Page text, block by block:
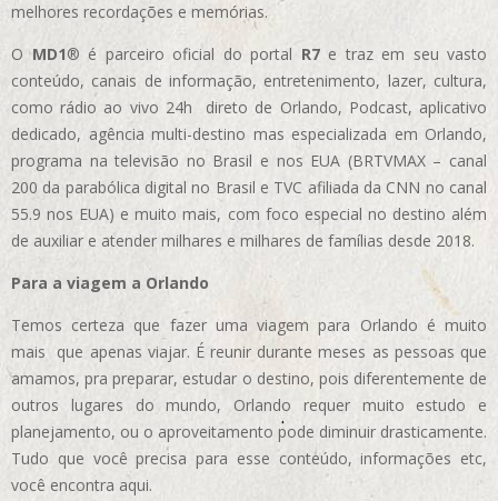
melhores recordações e memórias.
OMD1® é parceiro oficial do portal R7e traz em seu vasto
conteúdo, canais de informação, entretenimento, lazer, cultura,
como rádio ao vivo 24h direto de Orlando, Podcast, aplicativo
dedicado, agência multi-destino mas especializada em Orlando,
programa na televisão no Brasil e nos EUA (BRTVMAX – canal
200 da parabólica digital no Brasil e TVC afiliada da CNN no canal
55.9 nos EUA) e muito mais, com foco especial no destino além
de auxiliar e atender milhares e milhares de famílias desde 2018.
Para a viagem a Orlando
Temos certeza que fazer uma viagem para Orlando é muito
mais que apenas viajar. É reunir durante meses as pessoas que
amamos, pra preparar, estudar o destino, pois diferentemente de
outros lugares do mundo, Orlando requer muito estudo e
planejamento, ou o aproveitamento pode diminuir drasticamente.
Tudo que você precisa para esse conteúdo, informações etc,
você encontra aqui.